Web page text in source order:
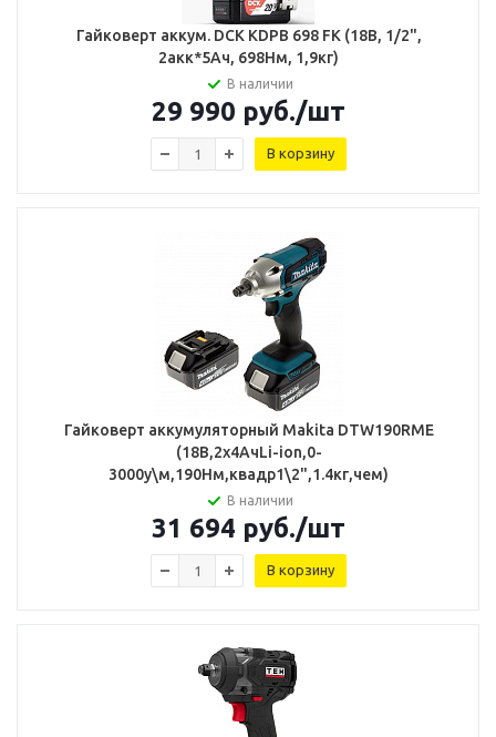
Гайковерт аккум. DCK KDPB 698 FK (18В, 1/2",
2акк*5Ач, 698Нм, 1,9кг)
В наличии
29 990 руб./шт
В корзину
Гайковерт аккумуляторный Makita DTW190RME
(18В,2х4АчLi-ion,0-
3000у\м,190Нм,квадр1\2",1.4кг,чем)
В наличии
31 694 руб./шт
В корзину